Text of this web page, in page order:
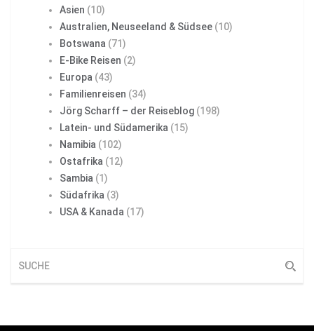
Asien (10)
Australien, Neuseeland & Südsee (10)
Botswana (71)
E-Bike Reisen (2)
Europa (43)
Familienreisen (34)
Jörg Scharff – der Reiseblog (198)
Latein- und Südamerika (15)
Namibia (102)
Ostafrika (12)
Sambia (1)
Südafrika (3)
USA & Kanada (17)